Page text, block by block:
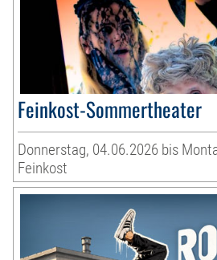
Feinkost-Sommertheater
Donnerstag, 04.06.2026 bis
Feinkost